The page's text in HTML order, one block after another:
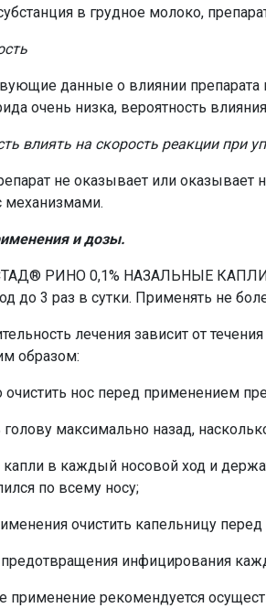
в грудное молоко,
данные о влиянии препарата
очень низка, вероятность
влиять на скорость реакции при
не оказывает или оказывает
механизмами.
и дозы.
РИНО 0,1% НАЗАЛЬНЫЕ КАПЛИ
до 3 раз в сутки. Применять не
лечения зависит от
образом:
очистить нос перед применением
голову максимально назад,
капли в каждый носовой ход и
по всему носу;
очистить капельницу
инфицирования
применение рекомендуется